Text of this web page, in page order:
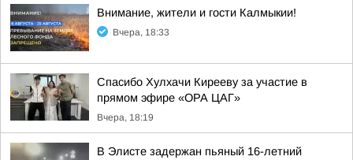
Внимание, жители и гости Калмыкии!
Вчера, 18:33
Спасибо Хулхачи Кирееву за участие в
прямом эфире «ОРА ЦАГ»
Вчера, 18:19
В Элисте задержан пьяный 16-летний